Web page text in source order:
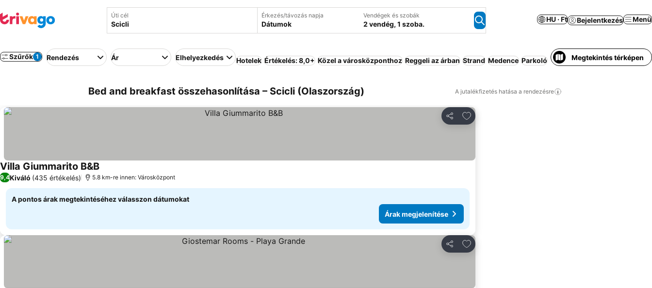
Úti cél Érkezés/távozás napja
Dátumok
Vendégek és szobák
2 vendég, 1 szoba.
HU · Ft Bejelentkezés Menü
Szűrők 1 Rendezés Ár Elhelyezkedés Hotelek Értékelés: 8,0+ Közel a városközponthoz Reggeli az árban Strand Medence Parkoló Félpanzió Apartmanhotel
Megtekintés térképen
Bed and breakfast összehasonlítása – Scicli (Olaszország) A jutalékfizetés hatása a rendezésre
Megosztás
Hozzáadás a kedvencekhez
Villa Giummarito B&BÁrak megjelenítése
9,4Kiváló (435 értékelés) 5.8 km-re innen: Városközpont
A pontos árak megtekintéséhez válasszon dátumokat
Árak megjelenítése
Megosztás
Hozzáadás a kedvencekhez